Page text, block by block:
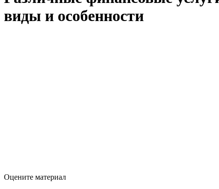
виды и особенности
Оцените материал